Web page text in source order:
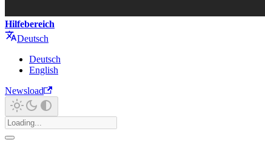
Hilfebereich
Deutsch
Deutsch
English
Newsload